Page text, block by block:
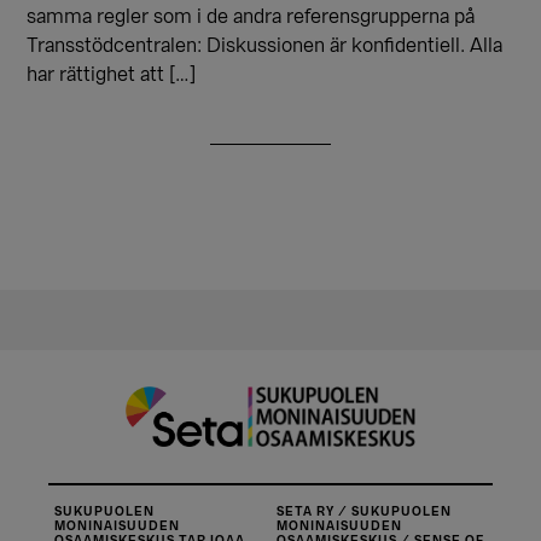
samma regler som i de andra referensgrupperna på
Transstödcentralen: Diskussionen är konfidentiell. Alla
har rättighet att […]
SUKUPUOLEN
MONINAISUUDEN
SETA RY / SUKUPUOLEN
MONINAISUUDEN